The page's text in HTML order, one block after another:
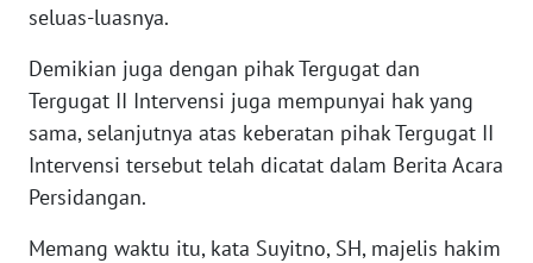
seluas-luasnya.
Demikian juga dengan pihak Tergugat dan
Tergugat II Intervensi juga mempunyai hak yang
sama, selanjutnya atas keberatan pihak Tergugat II
Intervensi tersebut telah dicatat dalam Berita Acara
Persidangan.
Memang waktu itu, kata Suyitno, SH, majelis hakim
WN
WN
KALTARA
WN